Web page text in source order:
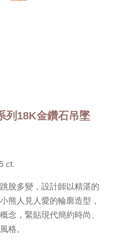
列18K金鑽石吊墜
ct.
脫多變，設計師以精湛的
熊人見人愛的輪廓造型，
念，緊貼現代簡約時尚、
格。